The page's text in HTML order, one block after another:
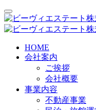
HOME
会社案内
ご挨拶
会社概要
事業内容
不動産事業